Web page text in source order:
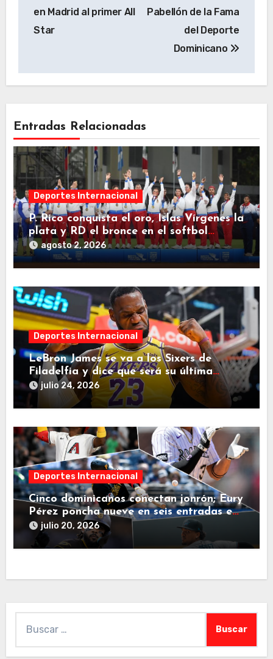
entradas
en Madrid al primer All
Star
Pabellón de la Fama
del Deporte
Dominicano
Entradas Relacionadas
Deportes Internacional
P. Rico conquista el oro, Islas Vírgenes la
plata y RD el bronce en el softbol
femenino
agosto 2, 2026
Deportes Internacional
LeBron James se va a los Sixers de
Filadelfia y dice que será su última
decisión
julio 24, 2026
Deportes Internacional
Cinco dominicanos conectan jonrón; Eury
Pérez poncha nueve en seis entradas en
jornada de este domingo
julio 20, 2026